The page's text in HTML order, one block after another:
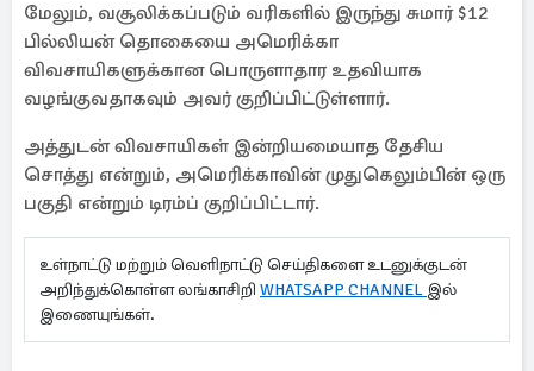
மேலும், வசூலிக்கப்படும் வரிகளில் இருந்து சுமார் $12
பில்லியன் தொகையை அமெரிக்கா
விவசாயிகளுக்கான பொருளாதார உதவியாக
வழங்குவதாகவும் அவர் குறிப்பிட்டுள்ளார்.
அத்துடன் விவசாயிகள் இன்றியமையாத தேசிய
சொத்து என்றும், அமெரிக்காவின் முதுகெலும்பின் ஒரு
பகுதி என்றும் டிரம்ப் குறிப்பிட்டார்.
உள்நாட்டு மற்றும் வெளிநாட்டு செய்திகளை உடனுக்குடன்
அறிந்துக்கொள்ள லங்காசிறி WHATSAPP CHANNEL இல்
இணையுங்கள்.